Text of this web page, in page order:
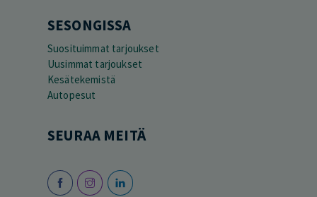
SESONGISSA
Suosituimmat tarjoukset
Uusimmat tarjoukset
Kesätekemistä
Autopesut
SEURAA MEITÄ